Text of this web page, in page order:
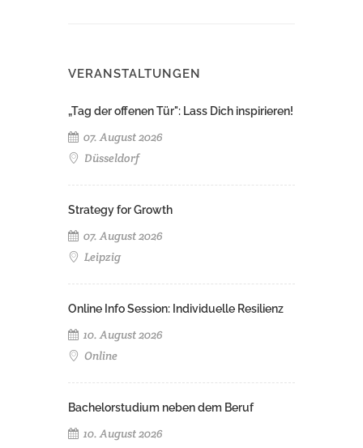
VERANSTALTUNGEN
„Tag der offenen Tür": Lass Dich inspirieren!
07. August 2026
Düsseldorf
Strategy for Growth
07. August 2026
Leipzig
Online Info Session: Individuelle Resilienz
10. August 2026
Online
Bachelorstudium neben dem Beruf
10. August 2026